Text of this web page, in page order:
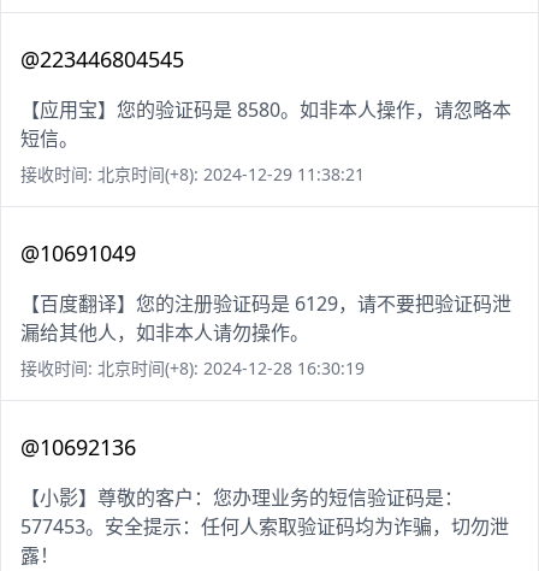
@223446804545
【应用宝】您的验证码是 8580。如非本人操作，请忽略本
短信。
接收时间: 北京时间(+8): 2024-12-29 11:38:21
@10691049
【百度翻译】您的注册验证码是 6129，请不要把验证码泄
漏给其他人，如非本人请勿操作。
接收时间: 北京时间(+8): 2024-12-28 16:30:19
@10692136
【小影】尊敬的客户：您办理业务的短信验证码是：
577453。安全提示：任何人索取验证码均为诈骗，切勿泄
露！